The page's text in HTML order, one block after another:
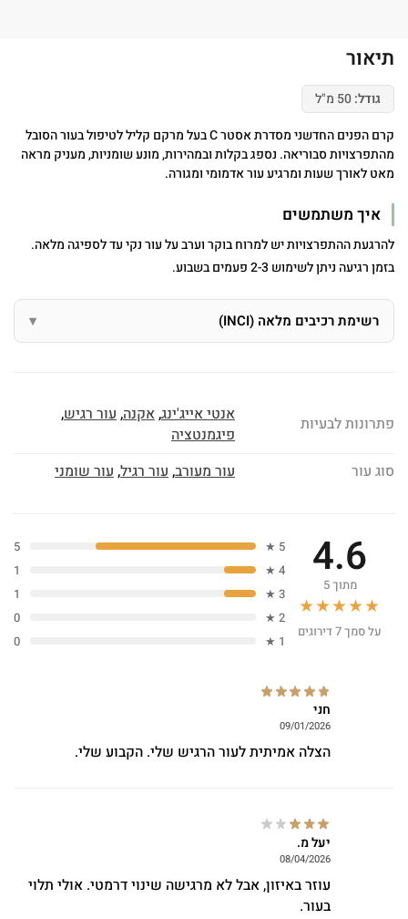
תיאור
גודל:
קרם הפנים החדשני מסדרת אסטר C בעל מרקם קליל לטיפול בעור הסובל
מהתפרצויות סבוריאה. נספג בקלות ובמהירות, מונע שומניות, מעניק מראה
מאט לאורך שעות ומרגיע עור אדמומי ומגורה.
איך משתמשים
להרגעת ההתפרצויות יש למרוח בוקר וערב על עור נקי עד לספיגה מלאה.
בזמן רגיעה ניתן לשימוש 2-3 פעמים בשבוע.
רשימת רכיבים מלאה (INCI)
פתרונות לבעיות אנטי אייג'ינג,אקנה,עור רגיש,
פיגמנטציה
סוג עור
עור מעורב,עור רגיל,עור שומני
4.6
מתוך 5
★★★★★
על סמך 7 דירוגים
5 ★
5
4 ★
1
3 ★
1
2 ★
0
1 ★
0
חני
09/01/2026
הצלה אמיתית לעור הרגיש שלי. הקבוע שלי.
יעל מ.
08/04/2026
עוזר באיזון, אבל לא מרגישה שינוי דרמטי. אולי תלוי
בעור.